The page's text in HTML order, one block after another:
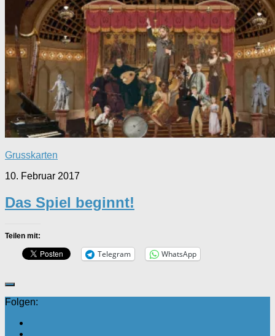
Grusskarten
10. Februar 2017
Das Spiel beginnt!
Teilen mit:
Telegram WhatsApp
Folgen: